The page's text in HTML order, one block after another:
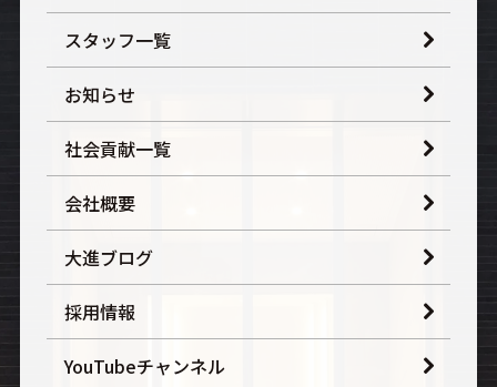
スタッフ一覧
お知らせ
社会貢献一覧
会社概要
大進ブログ
採用情報
YouTubeチャンネル